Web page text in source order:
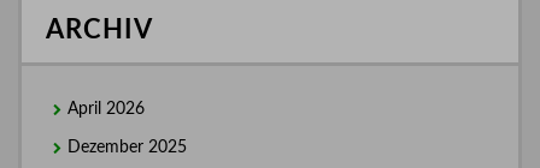
ARCHIV
April 2026
Dezember 2025